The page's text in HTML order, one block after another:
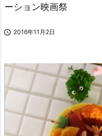
ーション映画祭
 2016年11月2日